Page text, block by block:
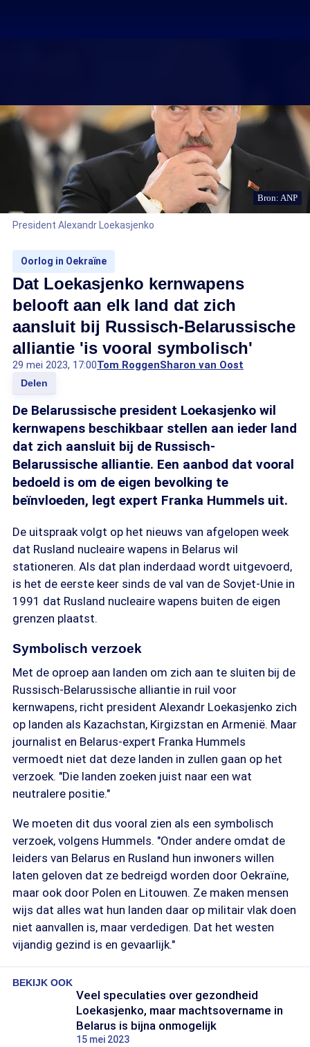
Bron: ANP
President Alexandr Loekasjenko
Oorlog in Oekraïne
Dat Loekasjenko kernwapens
belooft aan elk land dat zich
aansluit bij Russisch-Belarussische
alliantie 'is vooral symbolisch'
29 mei 2023, 17:00Tom RoggenSharon van Oost
Delen
De Belarussische president Loekasjenko wil
kernwapens beschikbaar stellen aan ieder land
dat zich aansluit bij de Russisch-
Belarussische alliantie. Een aanbod dat vooral
bedoeld is om de eigen bevolking te
beïnvloeden, legt expert Franka Hummels uit.
De uitspraak volgt op het nieuws van afgelopen week
dat Rusland nucleaire wapens in Belarus wil
stationeren. Als dat plan inderdaad wordt uitgevoerd,
is het de eerste keer sinds de val van de Sovjet-Unie in
1991 dat Rusland nucleaire wapens buiten de eigen
grenzen plaatst.
Symbolisch verzoek
Met de oproep aan landen om zich aan te sluiten bij de
Russisch-Belarussische alliantie in ruil voor
kernwapens, richt president Alexandr Loekasjenko zich
op landen als Kazachstan, Kirgizstan en Armenië. Maar
journalist en Belarus-expert Franka Hummels
vermoedt niet dat deze landen in zullen gaan op het
verzoek. "Die landen zoeken juist naar een wat
neutralere positie."
We moeten dit dus vooral zien als een symbolisch
verzoek, volgens Hummels. "Onder andere omdat de
leiders van Belarus en Rusland hun inwoners willen
laten geloven dat ze bedreigd worden door Oekraïne,
maar ook door Polen en Litouwen. Ze maken mensen
wijs dat alles wat hun landen daar op militair vlak doen
niet aanvallen is, maar verdedigen. Dat het westen
vijandig gezind is en gevaarlijk."
BEKIJK OOK
Veel speculaties over gezondheid
Loekasjenko, maar machtsovername in
Belarus is bijna onmogelijk
15 mei 2023